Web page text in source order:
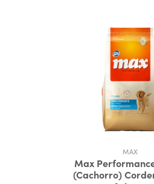
MAX
Max
(Cachorro)